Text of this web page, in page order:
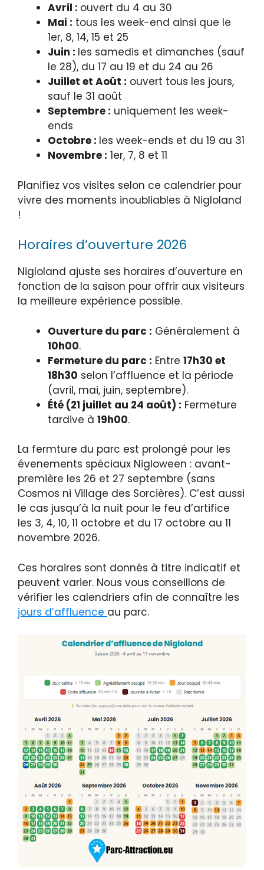
Avril : ouvert du 4 au 30
Mai : tous les week-end ainsi que le
1er, 8, 14, 15 et 25
Juin : les samedis et dimanches (sauf
le 28), du 17 au 19 et du 24 au 26
Juillet et Août : ouvert tous les jours,
sauf le 31 août
Septembre : uniquement les week-
ends
Octobre : les week-ends et du 19 au 31
Novembre : 1er, 7, 8 et 11
Planifiez vos visites selon ce calendrier pour
vivre des moments inoubliables à Nigloland
!
Horaires d’ouverture 2026
Nigloland ajuste ses horaires d’ouverture en
fonction de la saison pour offrir aux visiteurs
la meilleure expérience possible.
Ouverture du parc : Généralement à
10h00.
Fermeture du parc : Entre 17h30 et
18h30 selon l’affluence et la période
(avril, mai, juin, septembre).
Été (21 juillet au 24 août) : Fermeture
tardive à 19h00.
La fermture du parc est prolongé pour les
évenements spéciaux Nigloween : avant-
première les 26 et 27 septembre (sans
Cosmos ni Village des Sorcières). C’est aussi
le cas jusqu’à la nuit pour le feu d’artifice
les 3, 4, 10, 11 octobre et du 17 octobre au 11
novembre 2026.
Ces horaires sont donnés à titre indicatif et
peuvent varier. Nous vous conseillons de
vérifier les calendriers afin de connaître les
jours d’affluence au parc.